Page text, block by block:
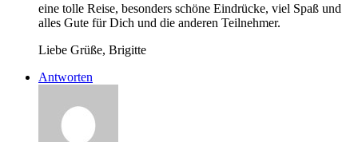
eine tolle Reise, besonders schöne Eindrücke, viel Spaß und
alles Gute für Dich und die anderen Teilnehmer.
Liebe Grüße, Brigitte
Antworten